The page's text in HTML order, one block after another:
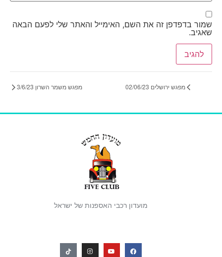
שמור בדפדפן זה את השם, האימייל והאתר שלי לפעם הבאה
שאגיב.
מפגש ירושלים 02/06/23 מפגש משמר השרון 3/6/23
מועדון רכבי האספנות של ישראל